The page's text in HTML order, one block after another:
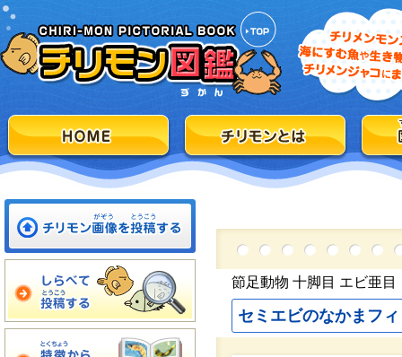
節足動物 十脚目 エビ亜
セミエビのなかまフ